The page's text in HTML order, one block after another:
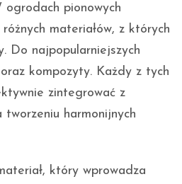
ogrodach pionowych
materiałów, z których
Do najpopularniejszych
kompozyty. Każdy z tych
zintegrować z
tworzeniu harmonijnych
który wprowadza